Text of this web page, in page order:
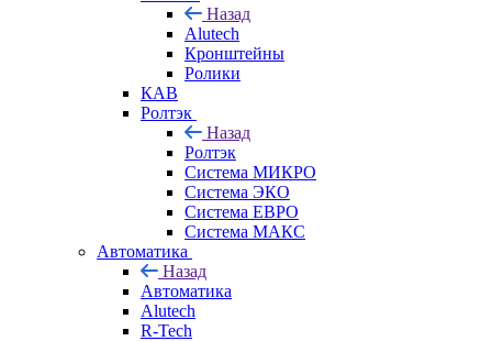
Назад
Alutech
Кронштейны
Ролики
КАВ
Ролтэк
Назад
Ролтэк
Система МИКРО
Система ЭКО
Система ЕВРО
Система МАКС
Автоматика
Назад
Автоматика
Alutech
R-Tech